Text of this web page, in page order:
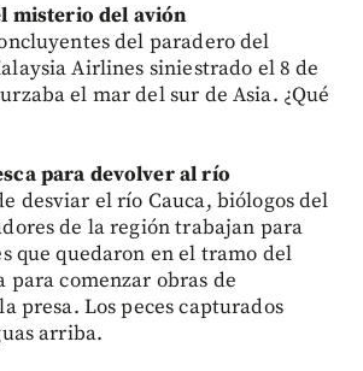
misterio del avión
del paradero del
Airlines siniestrado el 8 de
el mar del sur de Asia. ¿Qué
para devolver al río
desviar el río Cauca, biólogos del
de la región trabajan para
que quedaron en el tramo del
para comenzar obras de
presa. Los peces capturados
arriba.